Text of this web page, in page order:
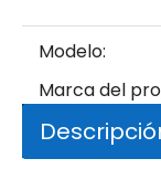
Modelo:
Marca del